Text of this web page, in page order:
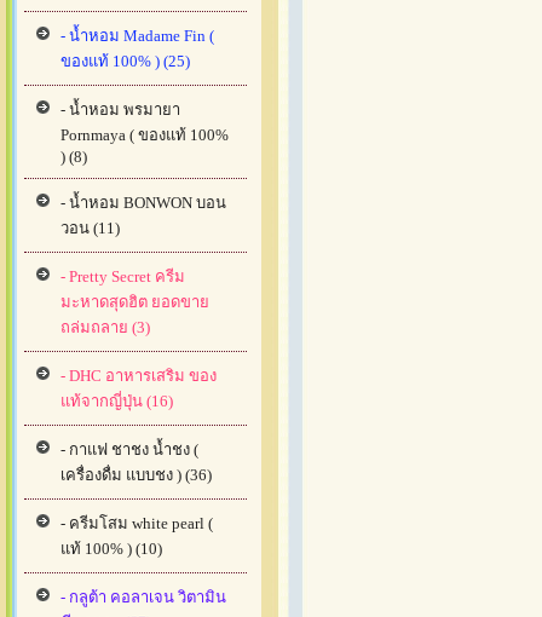
- น้ำหอม Madame Fin (
ของแท้ 100% ) (25)
- น้ำหอม พรมายา
Pornmaya ( ของแท้ 100%
) (8)
- น้ำหอม BONWON บอน
วอน (11)
- Pretty Secret ครีม
มะหาดสุดฮิต ยอดขาย
ถล่มถลาย (3)
- DHC อาหารเสริม ของ
แท้จากญี่ปุ่น (16)
- กาแฟ ชาชง น้ำชง (
เครื่องดื่ม แบบชง ) (36)
- ครีมโสม white pearl (
แท้ 100% ) (10)
- กลูต้า คอลาเจน วิตามิน